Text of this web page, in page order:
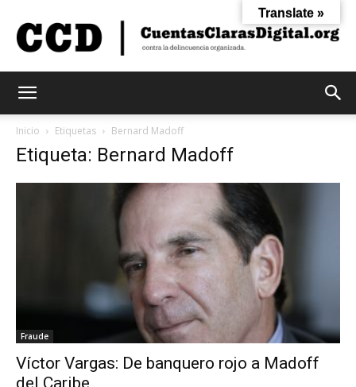
Digital
Inicio Etiquetas Bernard Madoff
Etiqueta: Bernard Madoff
Fraude
Víctor Vargas: De banquero rojo a Madoff
del Caribe
Translate »